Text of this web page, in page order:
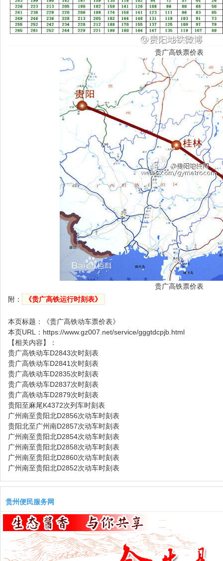
贵广高铁票价表
贵广高铁票价表
附：
《贵广高铁运行时刻表》
本页标题：
《贵广高铁动车票价表》
本页URL： https://www.gz007.net/service/gggtdcpjb.html
【相关内容】：
贵广高铁动车D2843次时刻表
贵广高铁动车D2841次时刻表
贵广高铁动车D2835次时刻表
贵广高铁动车D2837次时刻表
贵广高铁动车D2879次时刻表
贵阳至麻尾K4372次列车时刻表
广州南至贵阳北D2856次动车时刻表
贵阳北至广州南D2857次动车时刻表
广州南至贵阳北D2854次动车时刻表
广州南至贵阳北D2858次动车时刻表
广州南至贵阳北D2860次动车时刻表
广州南至贵阳北D2852次动车时刻表
贵州便民服务网